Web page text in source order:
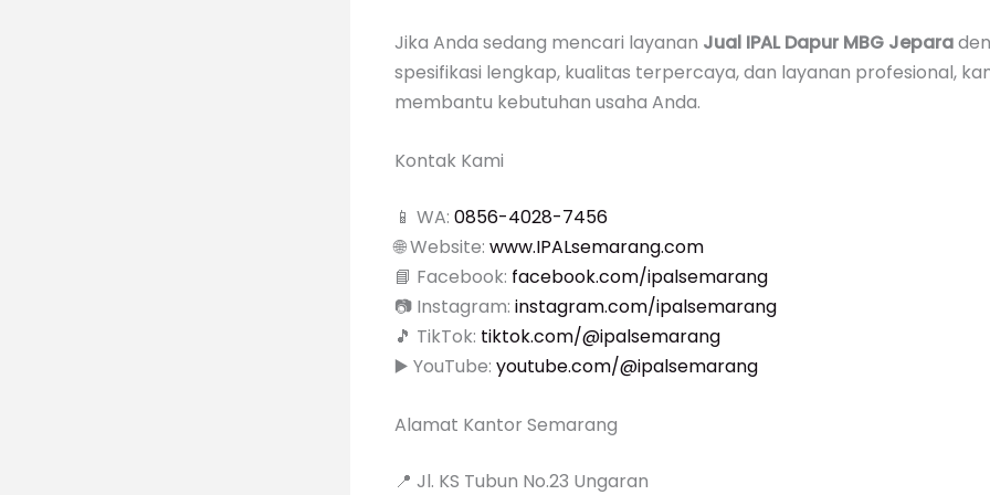
Jika Anda sedang mencari layanan Jual IPAL Dapur MBG Jepara
spesifikasi lengkap, kualitas terpercaya, dan layanan profesional,
membantu kebutuhan usaha Anda.
Kontak Kami
📱 WA: 0856-4028-7456
🌐 Website: www.IPALsemarang.com
📘 Facebook: facebook.com/ipalsemarang
📷 Instagram: instagram.com/ipalsemarang
🎵 TikTok: tiktok.com/@ipalsemarang
▶️ YouTube: youtube.com/@ipalsemarang
Alamat Kantor Semarang
📍 Jl. KS Tubun No.23 Ungaran